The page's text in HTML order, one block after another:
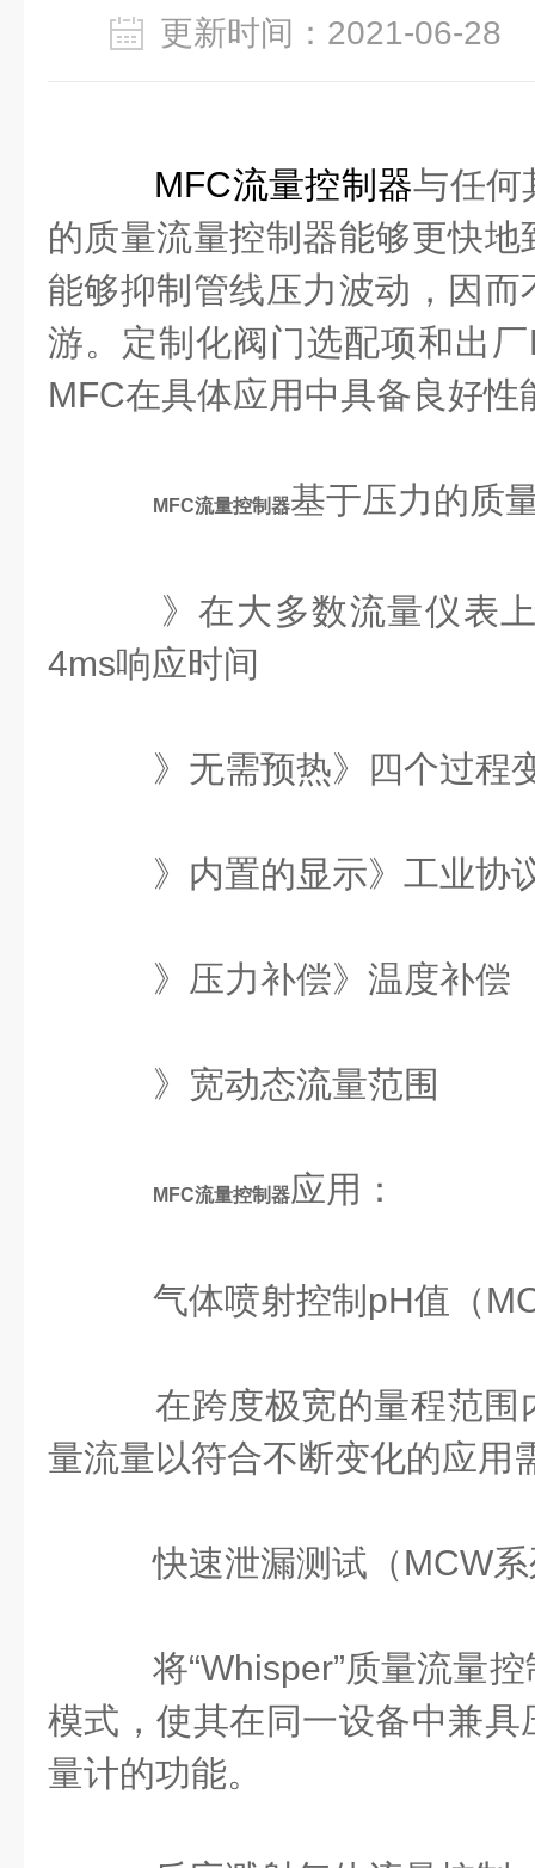
更新时间：2021-06-
MFC流量控制器与任何
的质量流量控制器能够更快
能够抑制管线压力波动，因
游。定制化阀门选配项和出
MFC在具体应用中具备良好性
MFC流量控制器基于压力的质
》在大多数流量仪表
4ms响应时间
》无需预热》四个过程
》内置的显示》工业协
》压力补偿》温度补偿
》宽动态流量范围
MFC流量控制器应用：
气体喷射控制pH值（
在跨度极宽的量程范围
量流量以符合不断变化的应用
快速泄漏测试（MCW系
将“Whisper”质量流量
模式，使其在同一设备中兼
量计的功能。